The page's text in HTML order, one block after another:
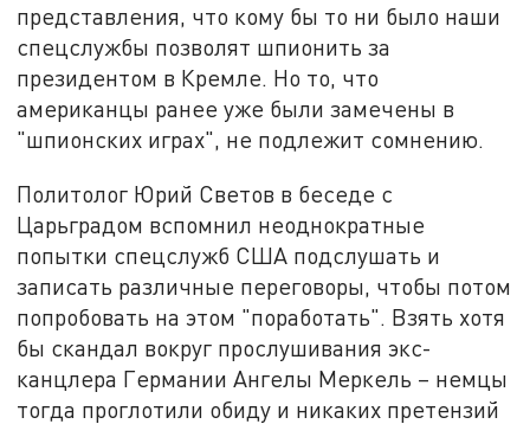
представления, что кому бы то ни было наши
спецслужбы позволят шпионить за
президентом в Кремле. Но то, что
американцы ранее уже были замечены в
"шпионских играх", не подлежит сомнению.
Политолог Юрий Светов в беседе с
Царьградом вспомнил неоднократные
попытки спецслужб США подслушать и
записать различные переговоры, чтобы потом
попробовать на этом "поработать". Взять хотя
бы скандал вокруг прослушивания экс-
канцлера Германии Ангелы Меркель – немцы
тогда проглотили обиду и никаких претензий